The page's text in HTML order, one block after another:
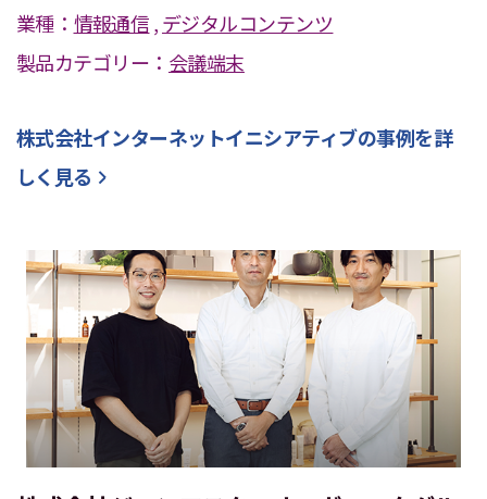
業種： 情報通信,デジタルコンテンツ
製品カテゴリー： 会議端末
株式会社インターネットイニシアティブの事例を詳
しく見る